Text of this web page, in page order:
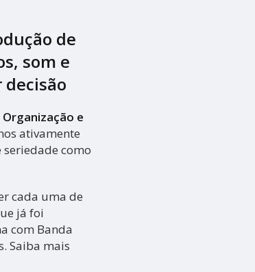
de
som e
e
ativamente
seriedade como
cada uma de
já foi
com Banda
Saiba mais